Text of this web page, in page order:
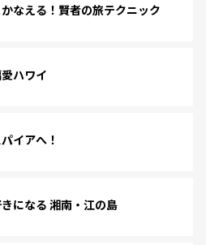
なえる！賢者の旅テクニック
ハワイ
イアへ！
になる 湘南・江の島